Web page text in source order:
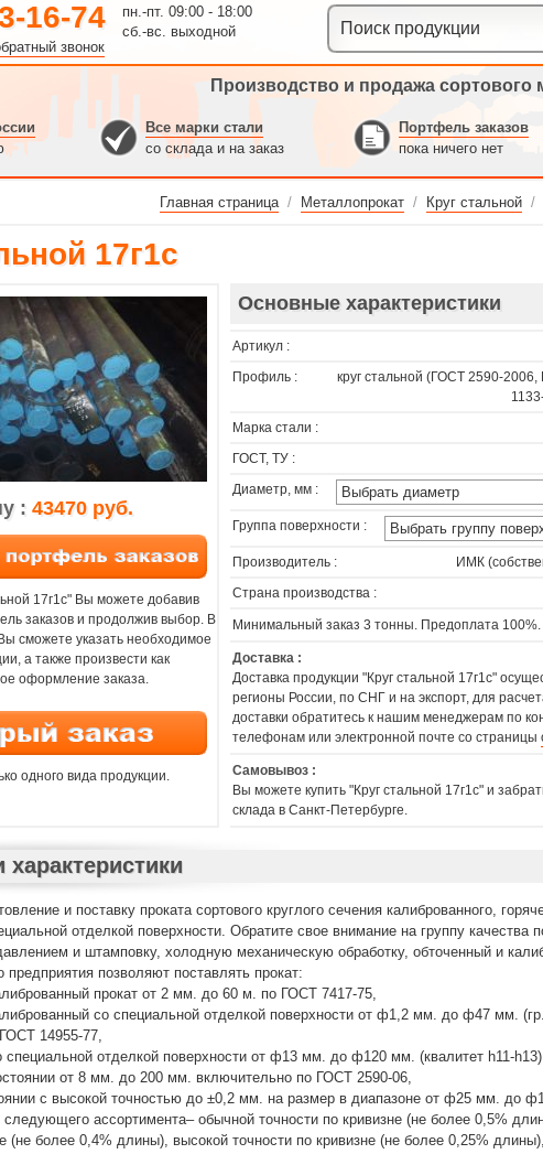
16-74
звонок
пн.-пт. 09:00 - 18:00
сб.-вс. выходной
Производство и продажа сортового
Все марки стали
со склада и на заказ
Портфель заказов
пока ничего нет
Главная страница / Металлопрокат / Круг стальной /
17г1с
: 43470 руб.
17г1с" Вы можете добавив
заказов и продолжив выбор. В
сможете указать необходимое
а также произвести как
оформление заказа.
одного вида продукции.
Основные характеристики
Артикул :
Профиль :
круг стальной (ГОСТ 2590-
Марка стали :
ГОСТ, ТУ :
Диаметр, мм :
Группа поверхности :
Производитель :
ИМК
Страна производства :
Минимальный заказ 3 тонны. Предоплата 100%.
Доставка :
Доставка продукции "Круг стальной 17г1с"
регионы России, по СНГ и на экспорт, для
доставки обратитесь к нашим менеджерам по
телефонам или электронной почте со страницы
Самовывоз :
Вы можете купить "Круг стальной 17г1с" и
склада в Санкт-Петербурге.
и поставку проката сортового круглого сечения калиброванного,
отделкой поверхности. Обратите свое внимание на группу качества
и штамповку, холодную механическую обработку, обточенный и
предприятия позволяют поставлять прокат:
прокат от 2 мм. до 60 м. по ГОСТ 7417-75,
со специальной отделкой поверхности от ф1,2 мм. до ф47 мм.
14955-77,
специальной отделкой поверхности от ф13 мм. до ф120 мм. (квалитет h11-
от 8 мм. до 200 мм. включительно по ГОСТ 2590-06,
с высокой точностью до ±0,2 мм. на размер в диапазоне от ф25 мм. до
следующего ассортимента– обычной точности по кривизне (не более 0,5%
(не более 0,4% длины), высокой точности по кривизне (не более 0,25% длины),